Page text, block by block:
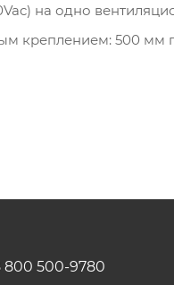
на одно
креплением: 500
800 500-9780